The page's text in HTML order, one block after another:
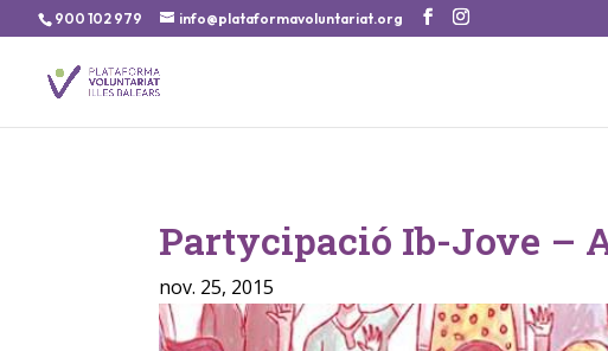
900 102 979 info@plataformavoluntariat.org
Partycipació Ib-Jove –
nov. 25, 2015